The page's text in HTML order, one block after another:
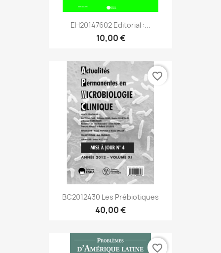
EH20147602 Editorial :...
10,00 €
BC2012430 Les Prébiotiques
40,00 €
favorite_border
favorite_border